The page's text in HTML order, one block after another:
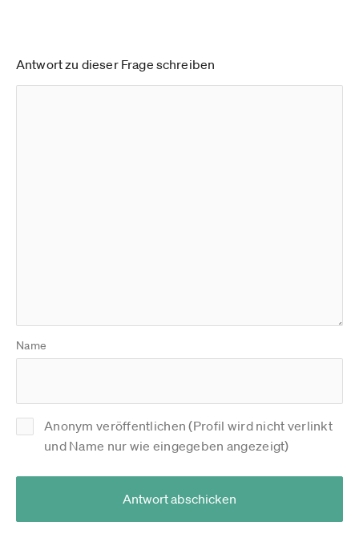
Antwort zu dieser Frage schreiben
Name
Anonym veröffentlichen (Profil wird nicht verlinkt
und Name nur wie eingegeben angezeigt)
Antwort abschicken